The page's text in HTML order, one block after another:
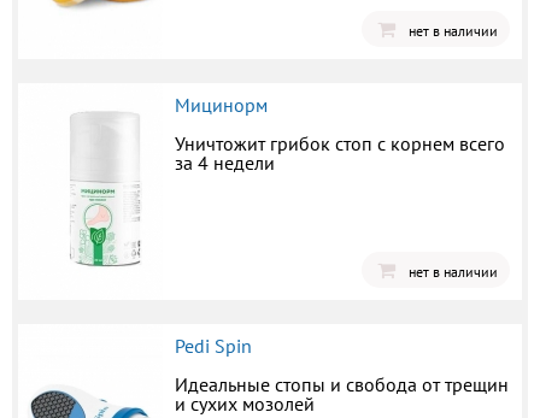
нет в наличии
Мицинорм
Уничтожит грибок стоп с корнем всего
за 4 недели
нет в наличии
Pedi Spin
Идеальные стопы и свобода от трещин
и сухих мозолей